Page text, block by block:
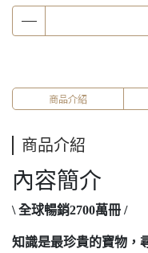
商品介紹
商品介紹
內容簡介
\ 全球暢銷2700萬冊 /
知識是最珍貴的寶物，